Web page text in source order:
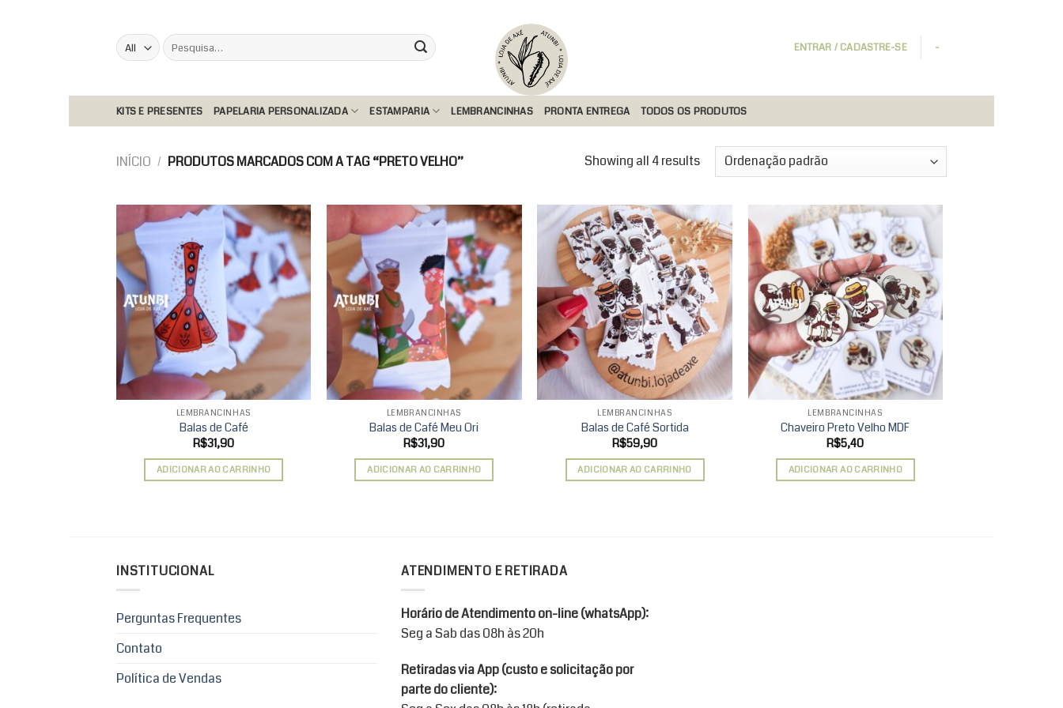
Pesquisar
por:
ENTRAR / CADASTRE-SE -
KITS E PRESENTES PAPELARIA PERSONALIZADA ESTAMPARIA LEMBRANCINHAS PRONTA ENTREGA TODOS OS PRODUTOS
INÍCIO / PRODUTOS MARCADOS COM A TAG “PRETO VELHO” Showing all 4 results
Add to
wishlist
LEMBRANCINHAS
Balas de Café
R$31,90
ADICIONAR AO CARRINHO
Add to
wishlist
LEMBRANCINHAS
Balas de Café Meu Ori
R$31,90
ADICIONAR AO CARRINHO
Add to
wishlist
LEMBRANCINHAS
Balas de Café Sortida
R$59,90
ADICIONAR AO CARRINHO
Add to
wishlist
LEMBRANCINHAS
Chaveiro Preto Velho MDF
R$5,40
ADICIONAR AO CARRINHO
INSTITUCIONAL
Perguntas Frequentes
Contato
Política de Vendas
ATENDIMENTO E RETIRADA
Horário de Atendimento on-line (whatsApp):
Seg a Sab das 08h às 20h
Retiradas via App (custo e solicitação por
parte do cliente):